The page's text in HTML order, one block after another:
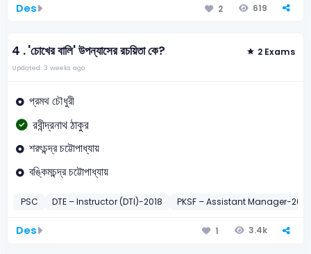
Des 2 619
4 .'চোখের বালি' উপন্যাসের রচয়িতা কে? 2 Exams
Updated: 3 weeks ago
প্রমথ চৌধুরী
রবীন্দ্রনাথ ঠাকুর
শরৎচন্দ্র চট্টোপাধ্যায়
বঙ্কিমচন্দ্র চট্টোপাধ্যায়
PSC DTE – Instructor (DTI)-2018 PKSF – Assistant Manager-2019
Des 1 3.4k